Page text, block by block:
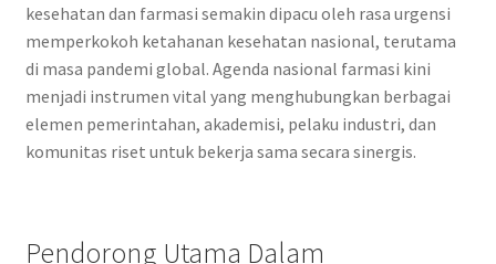
kesehatan dan farmasi semakin dipacu oleh rasa urgensi
memperkokoh ketahanan kesehatan nasional, terutama
di masa pandemi global. Agenda nasional farmasi kini
menjadi instrumen vital yang menghubungkan berbagai
elemen pemerintahan, akademisi, pelaku industri, dan
komunitas riset untuk bekerja sama secara sinergis.
Pendorong Utama Dalam